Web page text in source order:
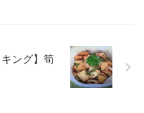
ング】筍